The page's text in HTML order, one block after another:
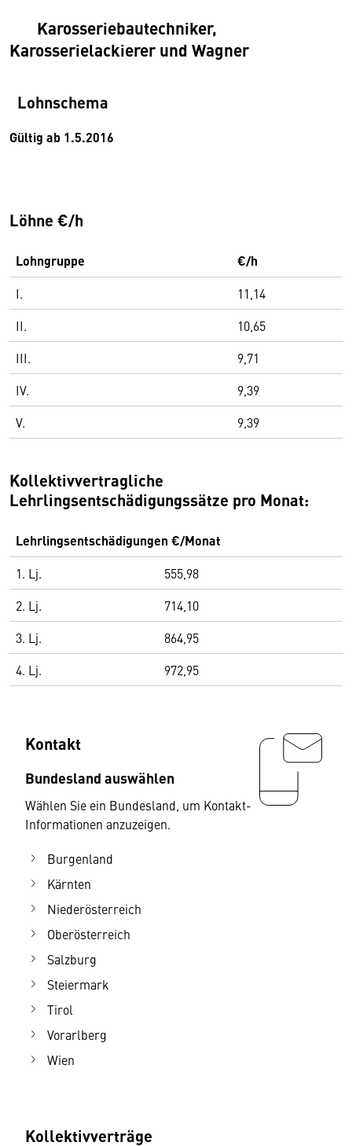
Karosseriebautechniker,
Karosserielackierer und Wagner
Lohnschema
Gültig ab 1.5.2016
Löhne €/h
Lohngruppe €/h
I.
11,14
II.
10,65
III.
9,71
IV.
9,39
V.
9,39
Kollektivvertragliche
Lehrlingsentschädigungssätze pro Monat:
Lehrlingsentschädigungen €/Monat
1. Lj.
555,98
2. Lj.
714,10
3. Lj.
864,95
4. Lj.
972,95
Kontakt
Bundesland auswählen
Wählen Sie ein Bundesland, um Kontakt-
Informationen anzuzeigen.
Burgenland
Kärnten
Niederösterreich
Oberösterreich
Salzburg
Steiermark
Tirol
Vorarlberg
Wien
Kollektivverträge